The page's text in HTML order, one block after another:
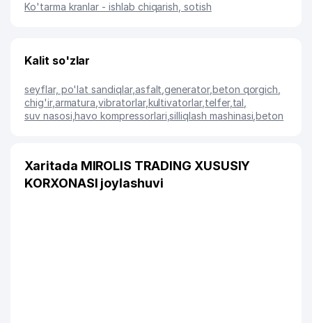
Ko'tarma kranlar - ishlab chiqarish, sotish
Kalit so'zlar
seyflar, po'lat sandiqlar,asfalt ,generator,beton qorgich
chig'ir,armatura ,vibratorlar,kultivatorlar, telfer, tal
suv nasosi ,havo kompressorlari ,silliqlash mashinasi ,beton
Xaritada MIROLIS TRADING XUSUSIY
KORXONASI joylashuvi